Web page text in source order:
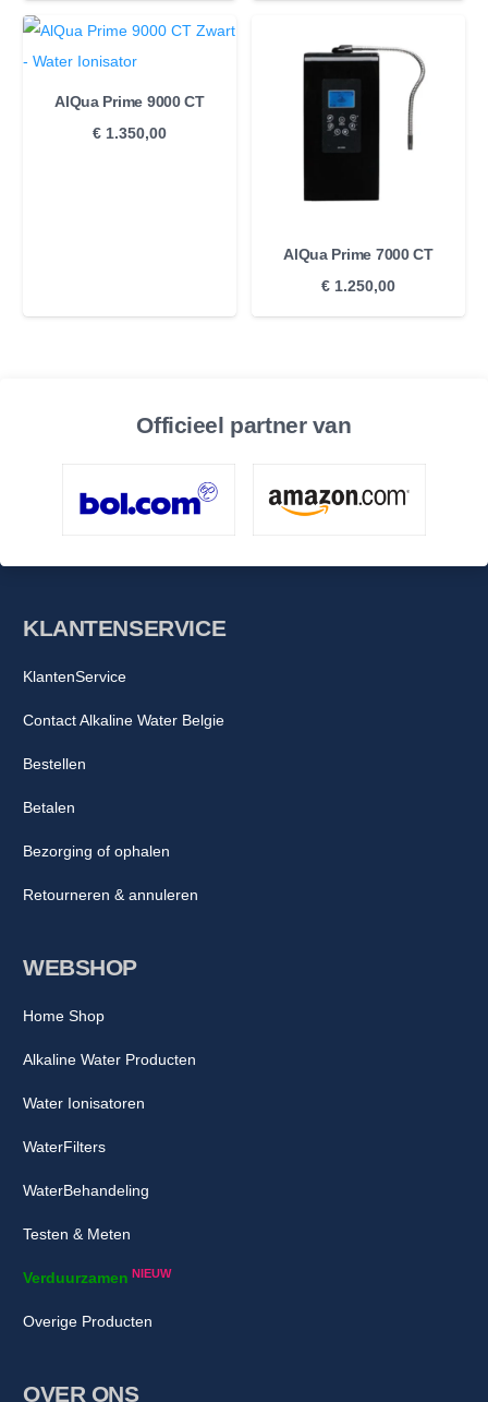
AlQua Prime 9000 CT
€ 1.350,00
AlQua Prime 7000 CT
€ 1.250,00
Officieel partner van
WEBSHOP
Home Shop
Alkaline Water Producten
Water Ionisatoren
WaterFilters
WaterBehandeling
Testen & Meten
Verduurzamen NIEUW
Overige Producten
OVER ONS
KLANTENSERVICE
KlantenService
Contact Alkaline Water Belgie
Bestellen
Betalen
Bezorging of ophalen
Retourneren & annuleren